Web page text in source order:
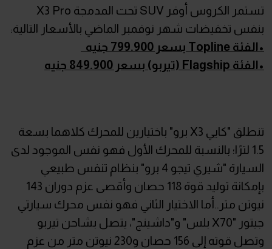
تستمر الكروس أوفر SUV تحت المدمجة X3 Pro
بنفس تخفيضات شهر نوفمبر الماضي بالأسعار التالية:
•الفئة Topline بسعر 799.900 جنيه
•الفئة Flagship (تيربو) بسعر 849.900 جنيه
تنطلق "كايي X3 برو" باختيارين للمحرك كلاهما بسعة
1.5 لترًا؛ بالنسبة للمحرك الأول فهو نفس الموجود لدى
السيارة "شيري تيجو 4 برو" بنظام تنفس طبيعي
بإمكانة توليد قوة 118 حصان وأقصى عزم دوران 143
نيوتن متر..أما الاختيار الثاني فهو نفس محرك سيارتي
جيتور "X70 بلس" و"داشينج"، يتصل بشاحن تيربو
وتصل قوته إلى 156 حصان و230 نيوتن متر من عزم